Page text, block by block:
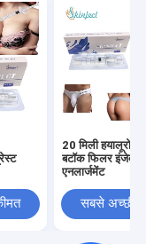
20 मिली
बटॉक फिलर
एनलार्जमेंट
सबसे अच्छी